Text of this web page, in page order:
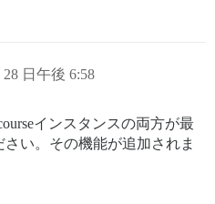
28 日午後 6:58
インスタンスの両方が最
い。その機能が追加されま